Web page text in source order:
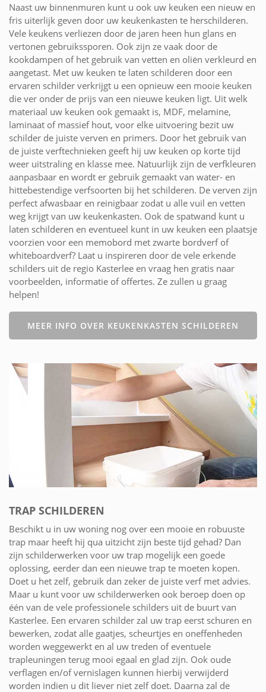
Naast uw binnenmuren kunt u ook uw keuken een nieuw en
fris uiterlijk geven door uw keukenkasten te herschilderen.
Vele keukens verliezen door de jaren heen hun glans en
vertonen gebruikssporen. Ook zijn ze vaak door de
kookdampen of het gebruik van vetten en oliën verkleurd en
aangetast. Met uw keuken te laten schilderen door een
ervaren schilder verkrijgt u een opnieuw een mooie keuken
die ver onder de prijs van een nieuwe keuken ligt. Uit welk
materiaal uw keuken ook gemaakt is, MDF, melamine,
laminaat of massief hout, voor elke uitvoering bezit uw
schilder de juiste verven en primers. Door het gebruik van
de juiste verftechnieken geeft hij uw keuken op korte tijd
weer uitstraling en klasse mee. Natuurlijk zijn de verfkleuren
aanpasbaar en wordt er gebruik gemaakt van water- en
hittebestendige verfsoorten bij het schilderen. De verven zijn
perfect afwasbaar en reinigbaar zodat u alle vuil en vetten
weg krijgt van uw keukenkasten. Ook de spatwand kunt u
laten schilderen en eventueel kunt in uw keuken een plaatsje
voorzien voor een memobord met zwarte bordverf of
whiteboardverf? Laat u inspireren door de vele erkende
schilders uit de regio Kasterlee en vraag hen gratis naar
voorbeelden, informatie of offertes. Ze zullen u graag
helpen!
MEER INFO OVER KEUKENKASTEN SCHILDEREN
TRAP SCHILDEREN
Beschikt u in uw woning nog over een mooie en robuuste
trap maar heeft hij qua uitzicht zijn beste tijd gehad? Dan
zijn schilderwerken voor uw trap mogelijk een goede
oplossing, eerder dan een nieuwe trap te moeten kopen.
Doet u het zelf, gebruik dan zeker de juiste verf met advies.
Maar u kunt voor uw schilderwerken ook beroep doen op
één van de vele professionele schilders uit de buurt van
Kasterlee. Een ervaren schilder zal uw trap eerst schuren en
bewerken, zodat alle gaatjes, scheurtjes en oneffenheden
worden weggewerkt en al uw treden of eventuele
trapleuningen terug mooi egaal en glad zijn. Ook oude
verflagen en/of vernislagen kunnen hierbij verwijderd
worden indien u dit liever niet zelf doet. Daarna zal de